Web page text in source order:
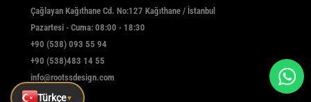
Türkçe▼
Çağlayan Kağıthane Cd. No:127 Kağıthane / İstanbul
Pazartesi - Cuma: 08:00 - 18:30
+90 (538) 093 55 94
+90 (538)483 14 55
info@rootssdesign.com